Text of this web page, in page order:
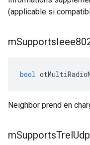
(applicable si
mSupports
bool
Neighbor prend en
mSupportsTrel